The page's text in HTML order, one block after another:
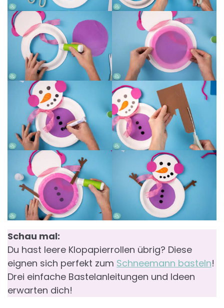
Schau mal:
Du hast leere Klopapierrollen übrig? Diese
eignen sich perfekt zum Schneemann basteln!
Drei einfache Bastelanleitungen und Ideen
erwarten dich!